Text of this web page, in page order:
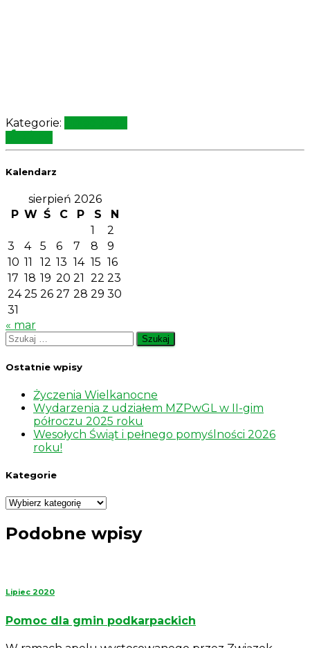
Kategorie:
Kalendarz
sierpień 2026
P W Ś C P S
N
1
2
3
4 5 6 7 8
9
10 11 12 13 14 15 16
17 18 19 20 21 22 23
24 25 26 27 28 29 30
31
« mar
Szukaj:
Ostatnie wpisy
Życzenia Wielkanocne
Wydarzenia z udziałem MZPwGL w II-gim
półroczu 2025 roku
Wesołych Świąt i pełnego pomyślności 2026
roku!
Kategorie
Kategorie
Podobne wpisy
Lipiec 2020
Pomoc dla gmin podkarpackich